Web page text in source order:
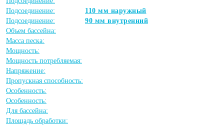
Подсоединение:
110 мм наружный
Подсоединение:
90 мм внутренний
Объем бассейна:
Масса песка:
Мощность:
Мощность потребляемая:
Напряжение:
Пропускная способность:
Особенность:
Особенность:
Для бассейна:
Площадь обработки: